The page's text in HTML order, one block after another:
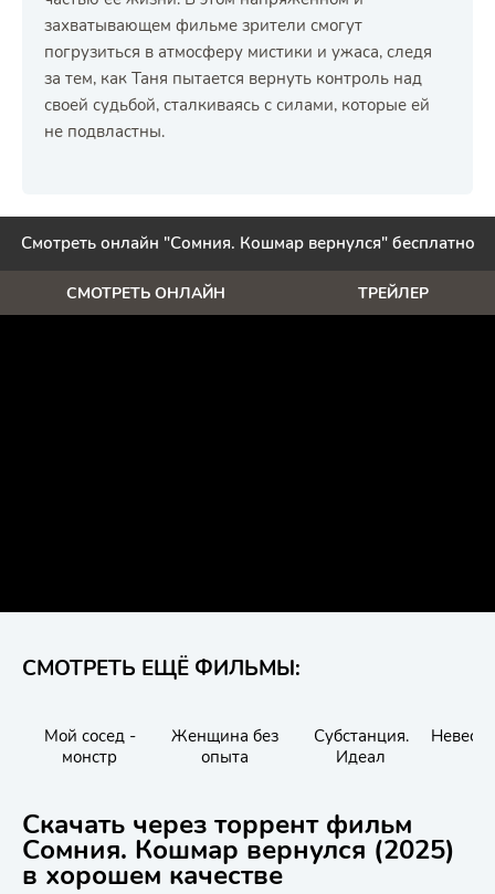
захватывающем фильме зрители смогут
погрузиться в атмосферу мистики и ужаса, следя
за тем, как Таня пытается вернуть контроль над
своей судьбой, сталкиваясь с силами, которые ей
не подвластны.
Смотреть онлайн "Сомния. Кошмар вернулся" бесплатно
СМОТРЕТЬ ОНЛАЙН ТРЕЙЛЕР
СМОТРЕТЬ ЕЩЁ ФИЛЬМЫ:
Мой сосед -
монстр
Женщина без
опыта
Субстанция.
Идеал
Скачать через торрент фильм
Сомния. Кошмар вернулся (2025)
в хорошем качестве